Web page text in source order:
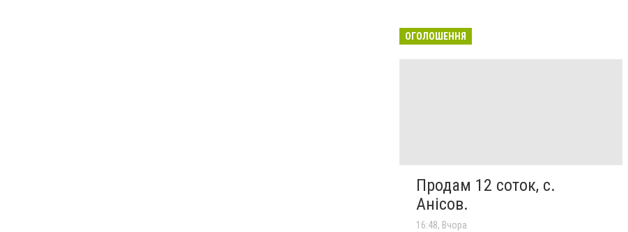
ОГОЛОШЕННЯ
Продам 12 соток, с.
Анісов.
16:48, Вчора